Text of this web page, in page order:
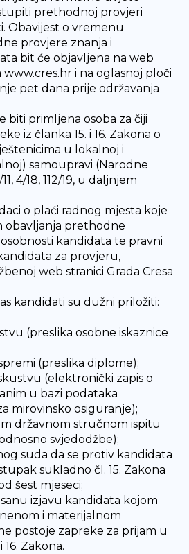
prethodnoj provjeri
Obavijest o vremenu
provjere znanja i
bit će objavljena na web
www.cres.hr i na oglasnoj ploči
pet dana prije održavanja
biti primljena osoba za čiji
iz članka 15. i 16. Zakona o
u lokalnoj i
samoupravi (Narodne
4/18, 112/19, u daljnjem
o plaći radnog mjesta koje
obavljanja prethodne
kandidata te pravni
za provjeru,
web stranici Grada Cresa
kandidati su dužni priložiti:
(preslika osobne iskaznice
(preslika diplome);
(elektronički zapis o
u bazi podataka
mirovinsko osiguranje);
državnom stručnom ispitu
svjedodžbe);
suda da se protiv kandidata
sukladno čl. 15. Zakona
šest mjeseci;
izjavu kandidata kojom
i materijalnom
postoje zapreke za prijam u
Zakona.